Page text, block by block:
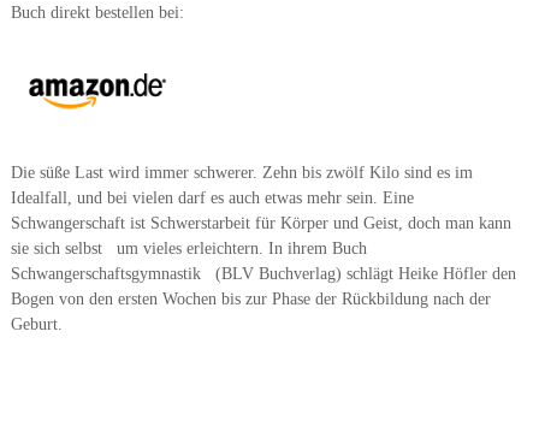
Buch direkt bestellen bei:
Die süße Last wird immer schwerer. Zehn bis zwölf Kilo sind es im
Idealfall, und bei vielen darf es auch etwas mehr sein. Eine
Schwangerschaft ist Schwerstarbeit für Körper und Geist, doch man kann
sie sich selbst um vieles erleichtern. In ihrem Buch
Schwangerschaftsgymnastik (BLV Buchverlag) schlägt Heike Höfler den
Bogen von den ersten Wochen bis zur Phase der Rückbildung nach der
Geburt.